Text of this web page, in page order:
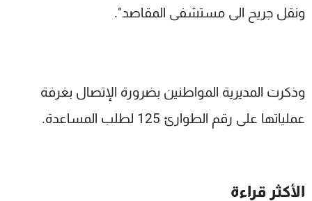
ونقل جريح الى مستشفى المقاصد".
وذكرت المديرية المواطنين بضرورة الإتصال بغرفة
عملياتها على رقم الطوارئ 125 لطلب المساعدة.
الأكثر قراءة